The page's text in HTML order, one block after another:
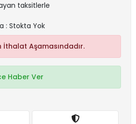
taksitlerle
: Stokta Yok
İthalat Aşamasındadır.
Haber Ver